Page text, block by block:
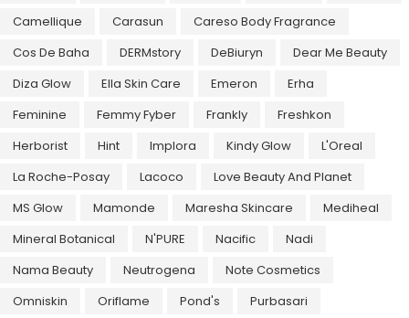
Camellique
Carasun
Careso Body Fragrance
Cos De Baha
DERMstory DeBiuryn
Dear Me Beauty
Diza Glow
Ella Skin Care Emeron
Erha
Feminine
Femmy Fyber Frankly
Freshkon
Herborist
Hint Implora Kindy Glow
L'Oreal
La Roche-Posay
Lacoco
Love Beauty And Planet
MS Glow
Mamonde Maresha Skincare
Mediheal
Mineral Botanical
N'PURE Nacific
Nadi
Nama Beauty
Neutrogena
Note Cosmetics
Omniskin
Oriflame Pond's
Purbasari